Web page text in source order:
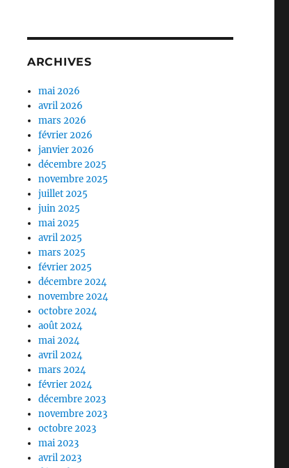
ARCHIVES
mai 2026
avril 2026
mars 2026
février 2026
janvier 2026
décembre 2025
novembre 2025
juillet 2025
juin 2025
mai 2025
avril 2025
mars 2025
février 2025
décembre 2024
novembre 2024
octobre 2024
août 2024
mai 2024
avril 2024
mars 2024
février 2024
décembre 2023
novembre 2023
octobre 2023
mai 2023
avril 2023